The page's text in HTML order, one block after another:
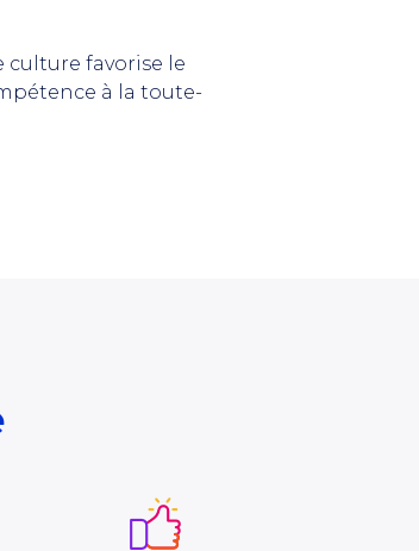
culture favorise le
à la toute-